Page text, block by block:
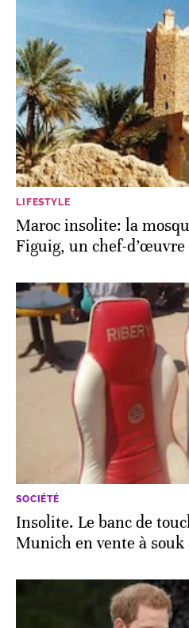
LIFESTYLE
Maroc insolite: la
Figuig, un chef-
SOCIÉTÉ
Insolite. Le banc de
Munich en vente à souk